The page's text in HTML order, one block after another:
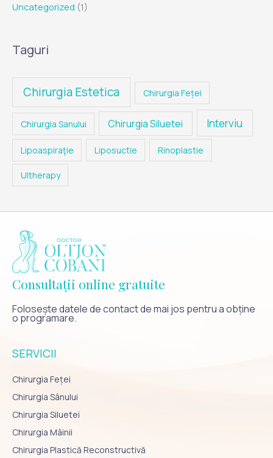
Uncategorized (1)
Taguri
Chirurgia Estetica Chirurgia Feței
Chirurgia Sanului Chirurgia Siluetei Interviu
Lipoaspiraţie Liposuctie Rinoplastie
Ultherapy
Consultații online gratuite
Folosește datele de contact de mai jos pentru a obține
o programare.
SERVICII
Chirurgia Feței
Chirurgia Sânului
Chirurgia Siluetei
Chirurgia Mâinii
Chirurgia Plastică Reconstructivă